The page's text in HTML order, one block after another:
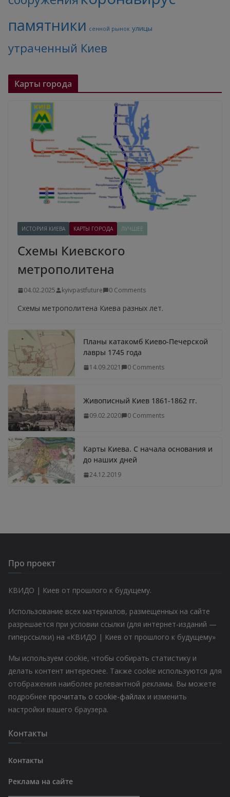
памятники сенной рынок улицы
утраченный Киев
Карты города
ИСТОРИЯ КИЕВА КАРТЫ ГОРОДА ЛУЧШЕЕ
Схемы Киевского
метрополитена
04.02.2025 kyivpastfuture 0 Comments
Схемы метрополитена Киева разных лет.
Планы катакомб Киево-Печерской
лавры 1745 года
14.09.2021 0 Comments
Живописный Киев 1861-1862 гг.
09.02.2020 0 Comments
Карты Киева. С начала основания и
до наших дней
24.12.2019
Про проект
КВИДО | Киев от прошлого к будущему.
Использование всех материалов, размещенных на сайте
разрешается при условии ссылки (для интернет-изданий —
гиперссылки) на «КВИДО | Киев от прошлого к будущему»
Мы используем cookie, чтобы собирать статистику и
делать контент интереснее. Также cookie используются для
отображения наиболее релевантной рекламы. Вы можете
подробнее прочитать о cookie-файлах и изменить
настройки вашего браузера.
Контакты
Контакты
Реклама на сайте